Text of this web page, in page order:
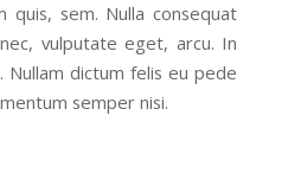
quis, sem. Nulla consequat
vulputate eget, arcu. In
dictum felis eu pede
semper nisi.